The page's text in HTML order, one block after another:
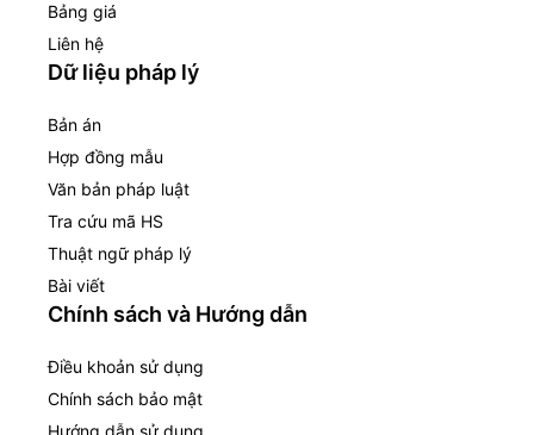
Bảng giá
Liên hệ
Dữ liệu pháp lý
Bản án
Hợp đồng mẫu
Văn bản pháp luật
Tra cứu mã HS
Thuật ngữ pháp lý
Bài viết
Chính sách và Hướng dẫn
Điều khoản sử dụng
Chính sách bảo mật
Hướng dẫn sử dụng